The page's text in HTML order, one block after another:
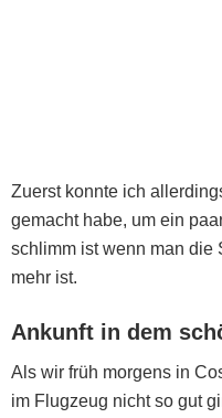
Zuerst konnte ich
gemacht habe, um ein
schlimm ist wenn man die
mehr ist.
Ankunft in dem
Als wir früh morgens in
im Flugzeug nicht so gut